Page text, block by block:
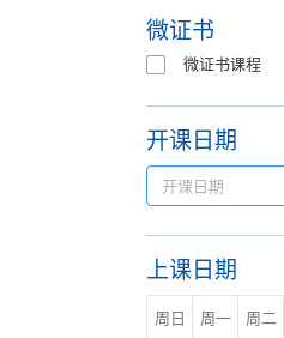
微证书
微证书课程
开课日期
上课日期
周日 周一 周二